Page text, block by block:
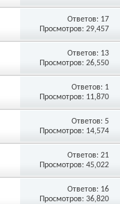
Ответов: 17
Просмотров: 29,457
Ответов: 13
Просмотров: 26,550
Ответов: 1
Просмотров: 11,870
Ответов:5
Просмотров: 14,574
Ответов:21
Просмотров: 45,022
Ответов: 16
Просмотров: 36,820